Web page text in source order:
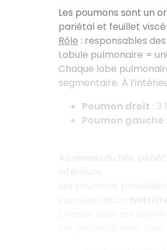
Les poumons sont un
pariétal et feuillet
Rôle : responsables
Lobule pulmonaire =
Chaque lobe
segmentaire. À
Poumon droit : 3
Poumon gauche